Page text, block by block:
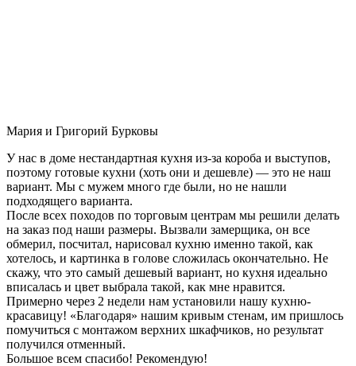
Мария и Григорий Бурковы
У нас в доме нестандартная кухня из-за короба и выступов,
поэтому готовые кухни (хоть они и дешевле) — это не наш
вариант. Мы с мужем много где были, но не нашли
подходящего варианта.
После всех походов по торговым центрам мы решили делать
на заказ под наши размеры. Вызвали замерщика, он все
обмерил, посчитал, нарисовал кухню именно такой, как
хотелось, и картинка в голове сложилась окончательно. Не
скажу, что это самый дешевый вариант, но кухня идеально
вписалась и цвет выбрала такой, как мне нравится.
Примерно через 2 недели нам установили нашу кухню-
красавицу! «Благодаря» нашим кривым стенам, им пришлось
помучиться с монтажом верхних шкафчиков, но результат
получился отменный.
Большое всем спасибо! Рекомендую!